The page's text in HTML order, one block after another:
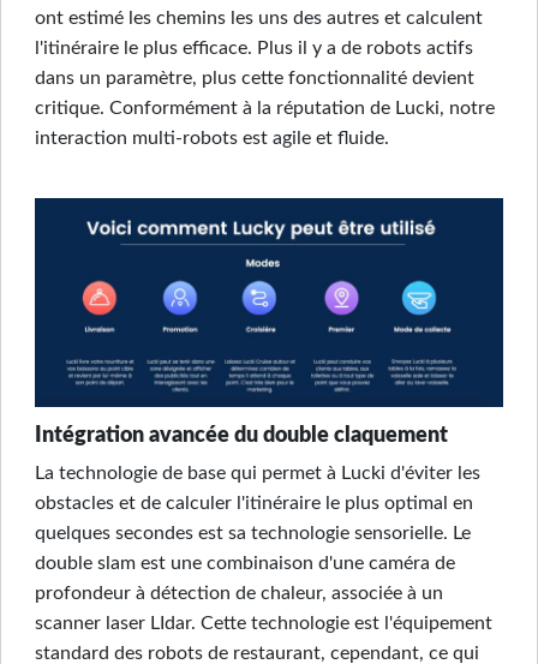
ont estimé les chemins les uns des autres et calculent
l'itinéraire le plus efficace. Plus il y a de robots actifs
dans un paramètre, plus cette fonctionnalité devient
critique. Conformément à la réputation de Lucki, notre
interaction multi-robots est agile et fluide.
Intégration avancée du double claquement
La technologie de base qui permet à Lucki d'éviter les
obstacles et de calculer l'itinéraire le plus optimal en
quelques secondes est sa technologie sensorielle. Le
double slam est une combinaison d'une caméra de
profondeur à détection de chaleur, associée à un
scanner laser LIdar. Cette technologie est l'équipement
standard des robots de restaurant, cependant, ce qui